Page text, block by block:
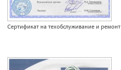
Сертификат на техобслуживание и ремонт